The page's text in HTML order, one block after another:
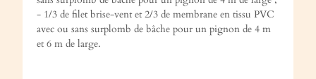
- 1/3 de filet brise-vent et 2/3 de membrane en tissu PVC
avec ou sans surplomb de bâche pour un pignon de 4 m
et 6 m de large.